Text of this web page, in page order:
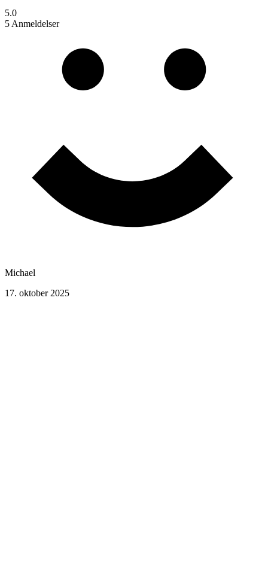
5.0
5 Anmeldelser
Michael
17. oktober 2025